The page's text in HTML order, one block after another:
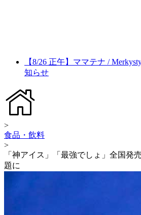
【8/26 正午】ママテナ /
知らせ
>
食品・飲料
>
「神アイス」「最強でしょ」全国発
題に